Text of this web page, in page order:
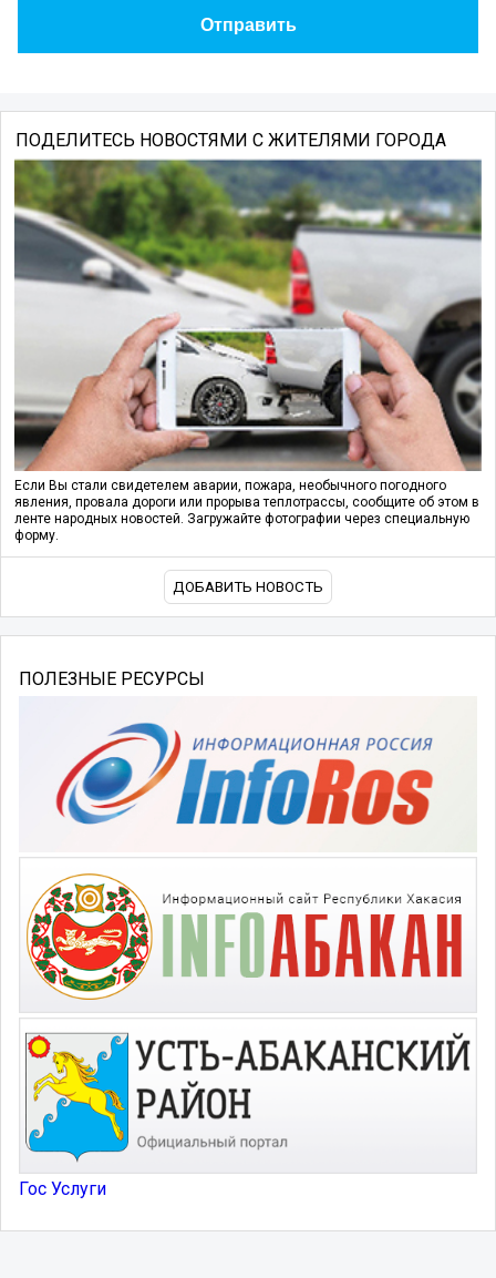
ПОДЕЛИТЕСЬ НОВОСТЯМИ С ЖИТЕЛЯМИ ГОРОДА
Если Вы стали свидетелем аварии, пожара, необычного погодного
явления, провала дороги или прорыва теплотрассы, сообщите об этом в
ленте народных новостей. Загружайте фотографии через специальную
форму.
ДОБАВИТЬ НОВОСТЬ
ПОЛЕЗНЫЕ РЕСУРСЫ
Гос Услуги